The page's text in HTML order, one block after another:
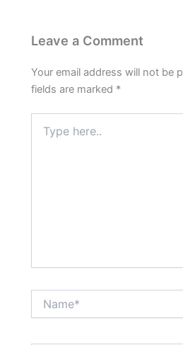
Leave a Comment
Your email address will not be
fields are marked *
here..